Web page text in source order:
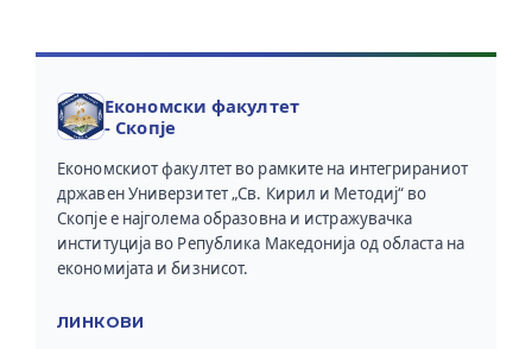
Економски факултет
- Скопје
Економскиот факултет во рамките на интегрираниот
државен Универзитет „Св. Кирил и Методиј“ во
Скопје е најголема образовна и истражувачка
институција во Република Македонија од областа на
економијата и бизнисот.
ЛИНКОВИ